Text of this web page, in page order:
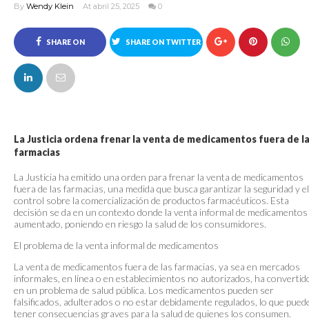
By Wendy Klein At abril 25, 2025 0
SHARE ON
FACEBOOK
SHARE ON TWITTER
La Justicia ordena frenar la venta de medicamentos fuera de
farmacias
La Justicia ha emitido una orden para frenar la venta de medicamentos
fuera de las farmacias, una medida que busca garantizar la seguridad y el
control sobre la comercialización de productos farmacéuticos. Esta
decisión se da en un contexto donde la venta informal de
aumentado, poniendo en riesgo la salud de los consumidores.
El problema de la venta informal de medicamentos
La venta de medicamentos fuera de las farmacias, ya sea en mercados
informales, en línea o en establecimientos no autorizados, ha
en un problema de salud pública. Los medicamentos pueden ser
falsificados, adulterados o no estar debidamente regulados, lo que
tener consecuencias graves para la salud de quienes los consumen.